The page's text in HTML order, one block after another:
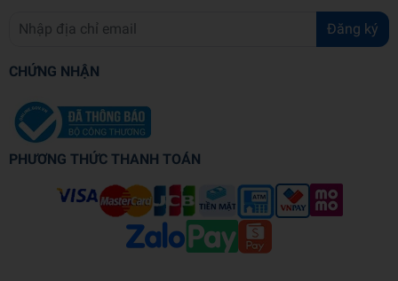
Đăng ký
CHỨNG NHẬN
PHƯƠNG THỨC THANH TOÁN